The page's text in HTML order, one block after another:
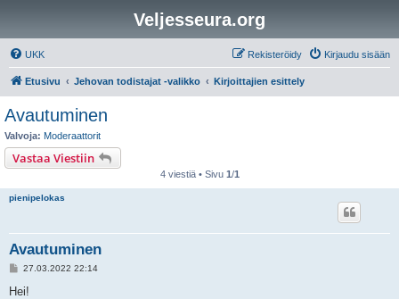
Veljesseura.org
UKK Kirjaudu sisään
Rekisteröidy
Etusivu Jehovan todistajat -valikko Kirjoittajien esittely
Avautuminen
Valvoja: Moderaattorit
Vastaa Viestiin
4 viestiä • Sivu 1/1
pienipelokas
Avautuminen
V
e
27.03.2022 22:14
Hei!